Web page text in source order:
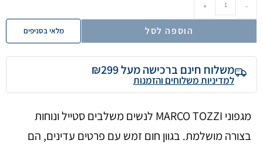
-
+
הוספה לסל מלאי בסניפים
משלוח חינם ברכישה מעל ₪299
למדיניות משלוחים והזמנות
מגפוני MARCO TOZZI לנשים משלבים סטייל ונוחות
בצורה מושלמת. בגוון חום זמש עם פרטים עדינים, הם